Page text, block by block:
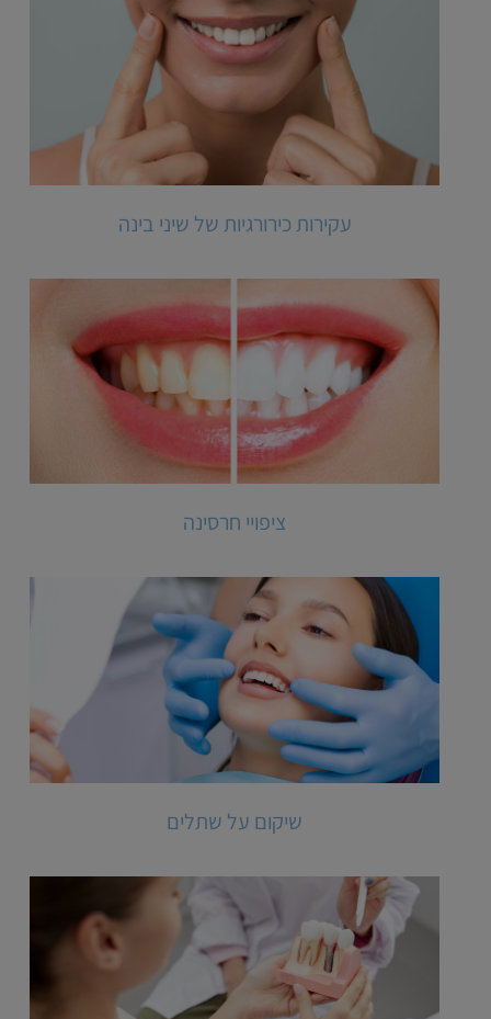
עקירות כירורגיות של שיני בינה
ציפויי חרסינה
שיקום על שתלים